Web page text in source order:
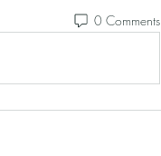
0 Comments